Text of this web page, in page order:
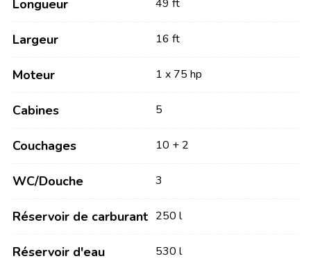
Longueur 49 ft
Largeur 16 ft
Moteur 1 x 75 hp
Cabines 5
Couchages 10 + 2
WC/Douche 3
Réservoir de carburant 250 l
Réservoir d'eau 530 l